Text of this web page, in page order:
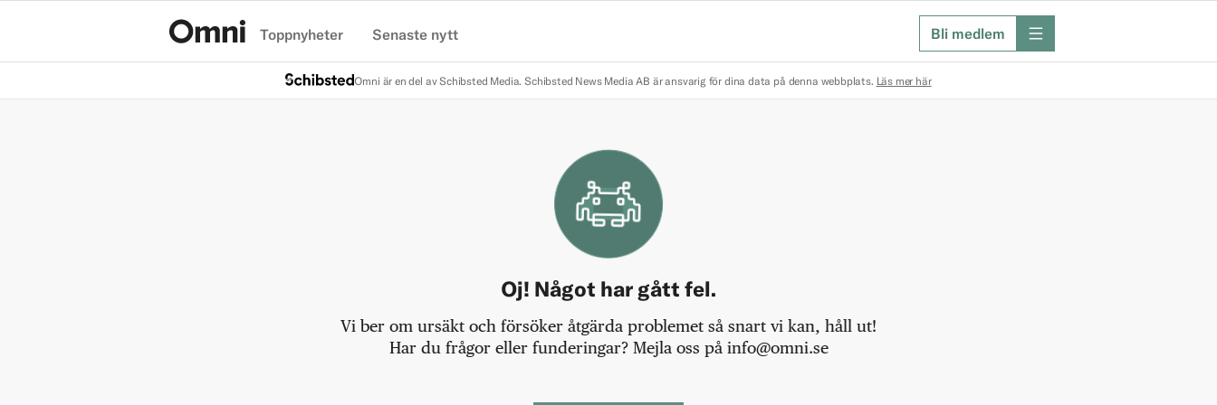
Toppnyheter Senaste nytt Bli medlem meny
Omni är en del av Schibsted Media. Schibsted News Media AB är ansvarig för dina data på denna webbplats. Läs mer här
Oj! Något har gått fel.
Vi ber om ursäkt och försöker åtgärda problemet så snart vi kan, håll ut!
Har du frågor eller funderingar? Mejla oss på info@omni.se